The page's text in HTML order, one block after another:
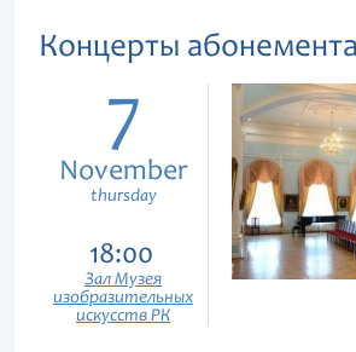
Концерты абонемента
7
November
thursday
18:00
Зал Музея
изобразительных
искусств РК